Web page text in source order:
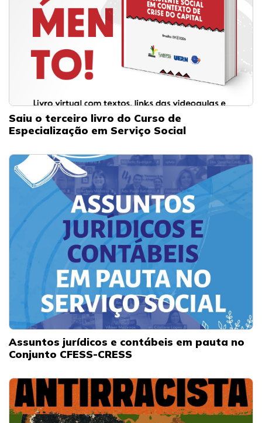
Saiu o terceiro livro do Curso de
Especialização em Serviço Social
Assuntos jurídicos e contábeis em pauta no
Conjunto CFESS-CRESS